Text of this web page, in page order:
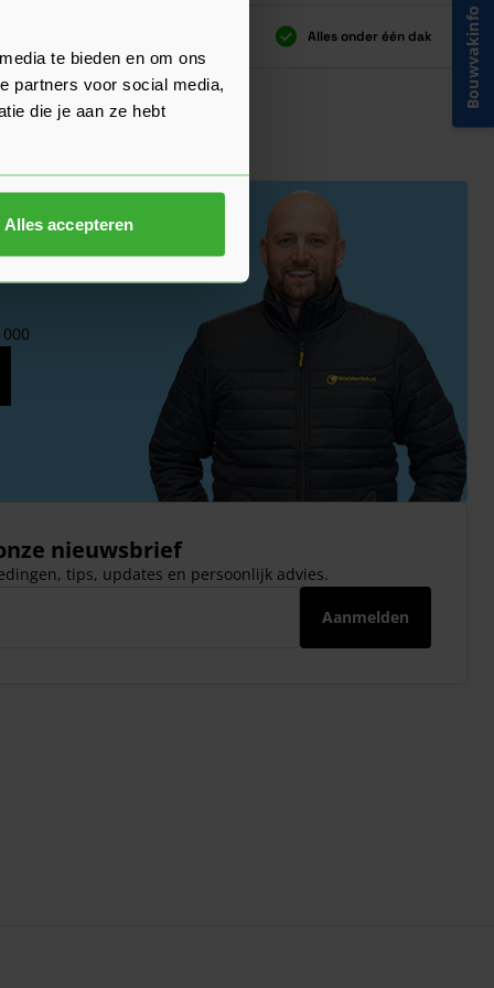
te bieden en om ons
partners voor social media,
die je aan ze hebt
Alles accepteren
Alles onder één dak
Al 40 jaar dé specialist
nieuwsbrief
tips, updates en persoonlijk advies.
Aanmelden
Bouwvakinfo